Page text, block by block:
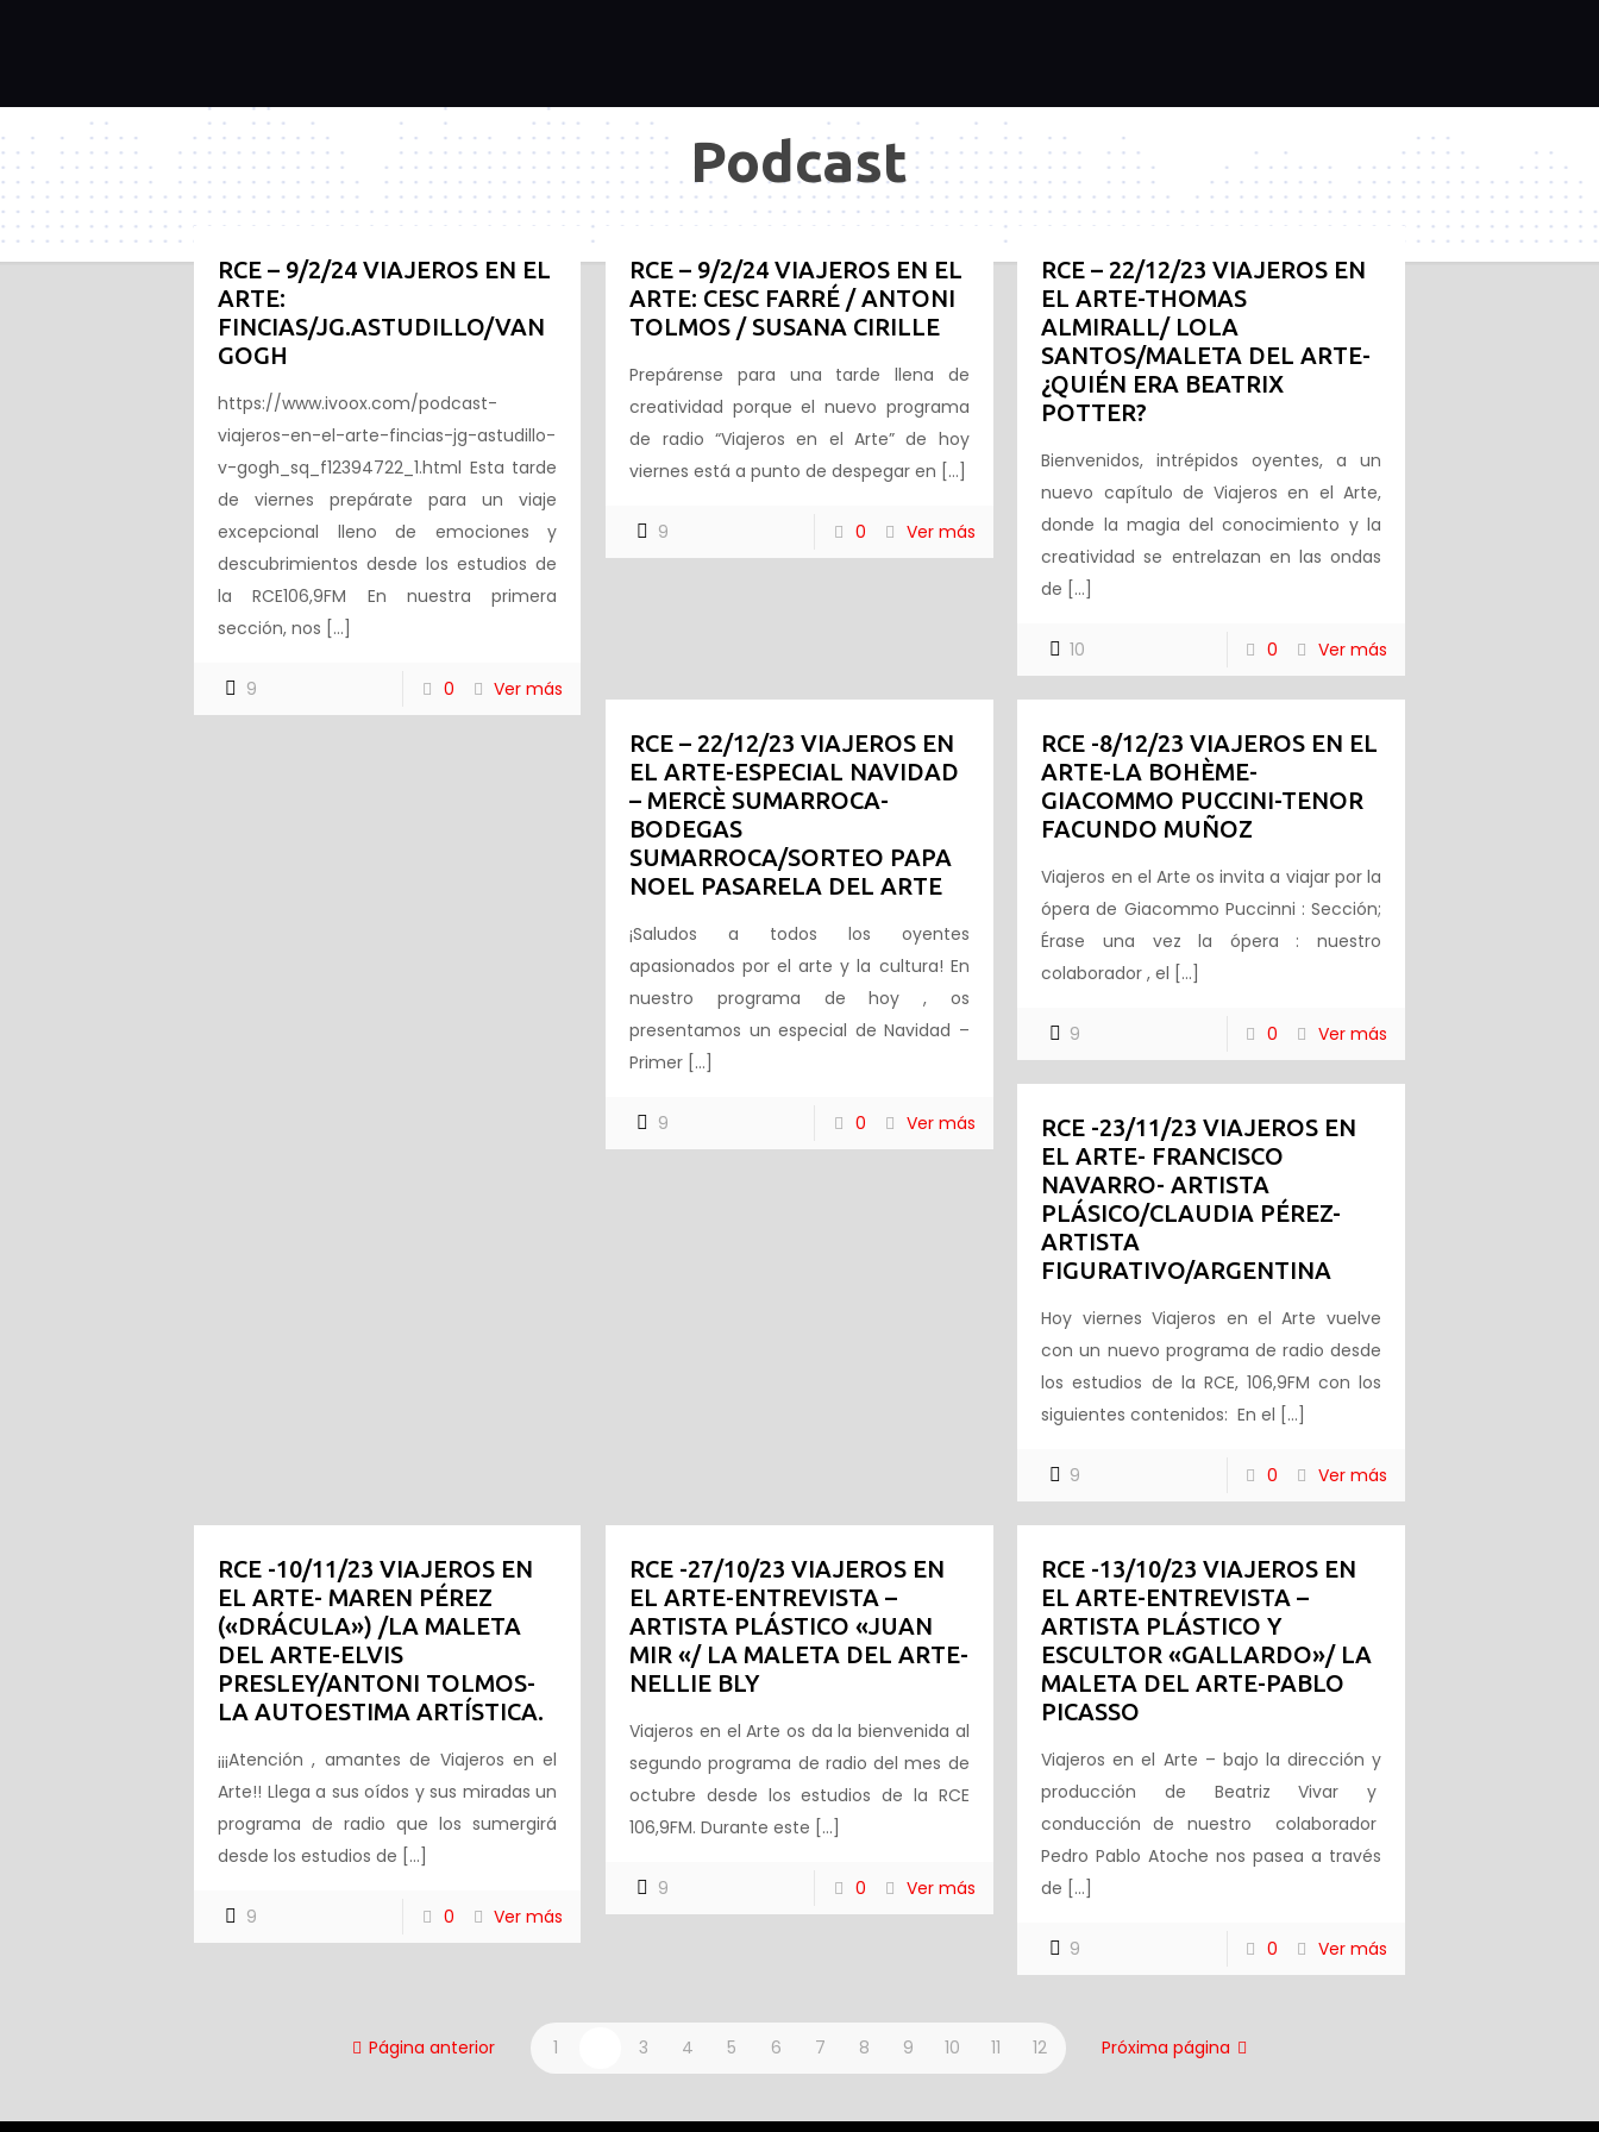
Podcast
RCE – 9/2/24 VIAJEROS EN EL
ARTE:
FINCIAS/JG.ASTUDILLO/VAN
GOGH
https://www.ivoox.com/podcast-
viajeros-en-el-arte-fincias-jg-astudillo-
v-gogh_sq_f12394722_1.html Esta tarde
de viernes prepárate para un viaje
excepcional lleno de emociones y
descubrimientos desde los estudios de
la RCE106,9FM En nuestra primera
sección, nos […]
9 0 Ver más
RCE – 9/2/24 VIAJEROS EN EL
ARTE: CESC FARRÉ / ANTONI
TOLMOS / SUSANA CIRILLE
Prepárense para una tarde llena de
creatividad porque el nuevo programa
de radio “Viajeros en el Arte” de hoy
viernes está a punto de despegar en […]
9 0 Ver más
RCE – 22/12/23 VIAJEROS EN
EL ARTE-THOMAS
ALMIRALL/ LOLA
SANTOS/MALETA DEL ARTE-
¿QUIÉN ERA BEATRIX
POTTER?
Bienvenidos, intrépidos oyentes, a un
nuevo capítulo de Viajeros en el Arte,
donde la magia del conocimiento y la
creatividad se entrelazan en las ondas
de […]
10 0 Ver más
RCE – 22/12/23 VIAJEROS EN
EL ARTE-ESPECIAL NAVIDAD
– MERCÈ SUMARROCA-
BODEGAS
SUMARROCA/SORTEO PAPA
NOEL PASARELA DEL ARTE
¡Saludos a todos los oyentes
apasionados por el arte y la cultura! En
nuestro programa de hoy , os
presentamos un especial de Navidad –
Primer […]
9 0 Ver más
RCE -8/12/23 VIAJEROS EN EL
ARTE-LA BOHÈME-
GIACOMMO PUCCINI-TENOR
FACUNDO MUÑOZ
Viajeros en el Arte os invita a viajar por la
ópera de Giacommo Puccinni : Sección;
Érase una vez la ópera : nuestro
colaborador , el […]
9 0 Ver más
RCE -23/11/23 VIAJEROS EN
EL ARTE- FRANCISCO
NAVARRO- ARTISTA
PLÁSICO/CLAUDIA PÉREZ-
ARTISTA
FIGURATIVO/ARGENTINA
Hoy viernes Viajeros en el Arte vuelve
con un nuevo programa de radio desde
los estudios de la RCE, 106,9FM con los
siguientes contenidos: En el […]
9 0 Ver más
RCE -10/11/23 VIAJEROS EN
EL ARTE- MAREN PÉREZ
(«DRÁCULA») /LA MALETA
DEL ARTE-ELVIS
PRESLEY/ANTONI TOLMOS-
LA AUTOESTIMA ARTÍSTICA.
¡¡¡Atención , amantes de Viajeros en el
Arte!! Llega a sus oídos y sus miradas un
programa de radio que los sumergirá
desde los estudios de […]
9 0 Ver más
RCE -27/10/23 VIAJEROS EN
EL ARTE-ENTREVISTA –
ARTISTA PLÁSTICO «JUAN
MIR «/ LA MALETA DEL ARTE-
NELLIE BLY
Viajeros en el Arte os da la bienvenida al
segundo programa de radio del mes de
octubre desde los estudios de la RCE
106,9FM. Durante este […]
9 0 Ver más
RCE -13/10/23 VIAJEROS EN
EL ARTE-ENTREVISTA –
ARTISTA PLÁSTICO Y
ESCULTOR «GALLARDO»/ LA
MALETA DEL ARTE-PABLO
PICASSO
Viajeros en el Arte – bajo la dirección y
producción de Beatriz Vivar y
conducción de nuestro colaborador
Pedro Pablo Atoche nos pasea a través
de […]
9 0 Ver más
Página anterior 1 3 4 5 6 7 8 9 10 11 12 Próxima página